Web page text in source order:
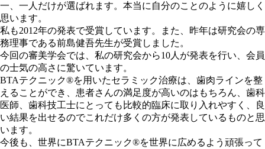
一、一人だけが選ばれます。本当に自分のことのように嬉しく
思います。
私も2012年の発表で受賞しています。また、昨年は研究会の専
務理事である前島健吾先生が受賞しました。
今回の審美学会では、私の研究会から10人が発表を行い、会員
の士気の高さに驚いています。
BTAテクニック®を用いたセラミック治療は、歯肉ラインを整
えることができ、患者さんの満足度が高いのはもちろん、歯科
医師、歯科技工士にとっても比較的臨床に取り入れやすく、良
い結果を出せるのでこれだけ多くの方が発表しているものと思
います。
今後も、世界にBTAテクニック®を世界に広めるよう頑張って